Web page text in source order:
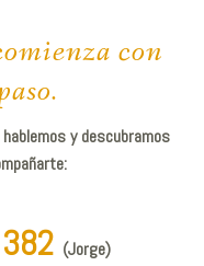
con
y descubramos
(Jorge)